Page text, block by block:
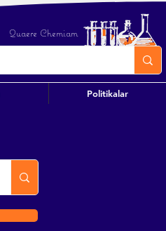
Quaere Chemiam
Politikalar